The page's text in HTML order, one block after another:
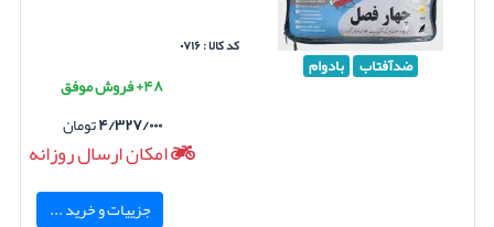
ضدآفتاب بادوام
کد کالا : ۰۷۱۶
۴۸+ فروش موفق
۴/۳۲۷/۰۰۰تومان
امکان ارسال روزانه
جزییات و خرید ...